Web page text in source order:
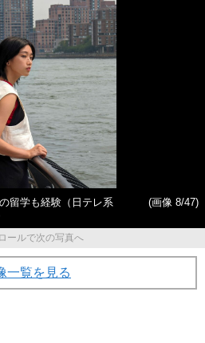
留学も経験（日テレ系
(画像 8/47)
ールで次の写真へ
一覧を見る